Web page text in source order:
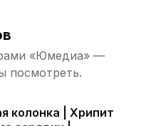
«Юмедиа» —
посмотреть.
колонка | Хрипит